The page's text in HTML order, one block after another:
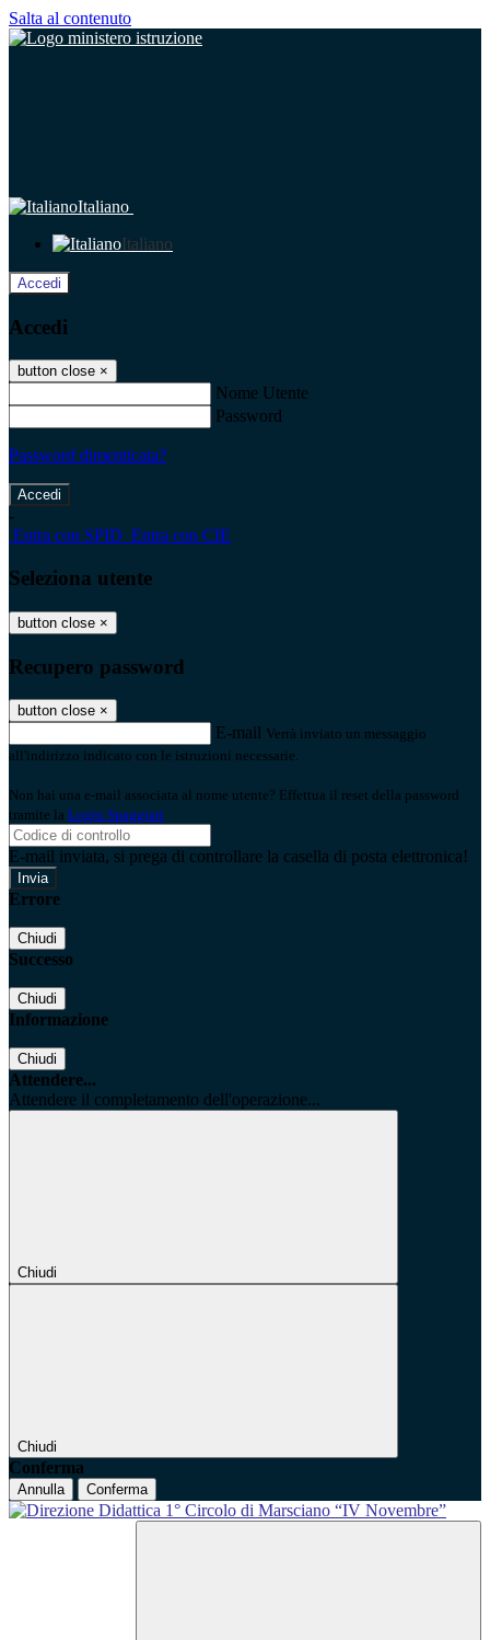
Salta al contenuto
Italiano
Italiano
Accedi
Accedi
button close ×
Nome Utente
Password
Password dimenticata?
-
Entra con SPID Entra con CIE
Seleziona utente
button close ×
Recupero password
button close ×
E-mail Verrà inviato un messaggio
all'indirizzo indicato con le istruzioni necessarie.
Non hai una e-mail associata al nome utente? Effettua il reset della password
tramite la Login Spaggiari
E-mail inviata, si prega di controllare la casella di posta elettronica!
Errore
Chiudi
Successo
Chiudi
Informazione
Chiudi
Attendere...
Attendere il completamento dell'operazione...
Chiudi
Chiudi
Conferma
Annulla Conferma